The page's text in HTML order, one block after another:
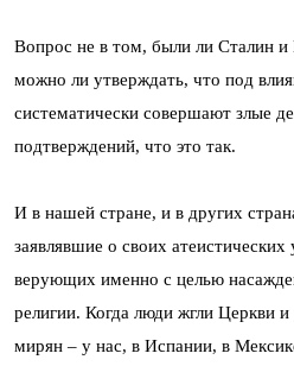
Вопрос не в том, были ли Сталин и
можно ли утверждать, что под
систематически совершают злые
подтверждений, что это так.
И в нашей стране, и в других
заявлявшие о своих
верующих именно с целью
религии. Когда люди жгли Церкви
мирян – у нас, в Испании, в